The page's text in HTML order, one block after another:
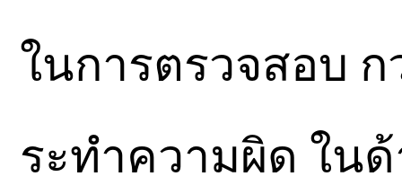
ในการตรวจสอบ
ระทำความผิด ในด้